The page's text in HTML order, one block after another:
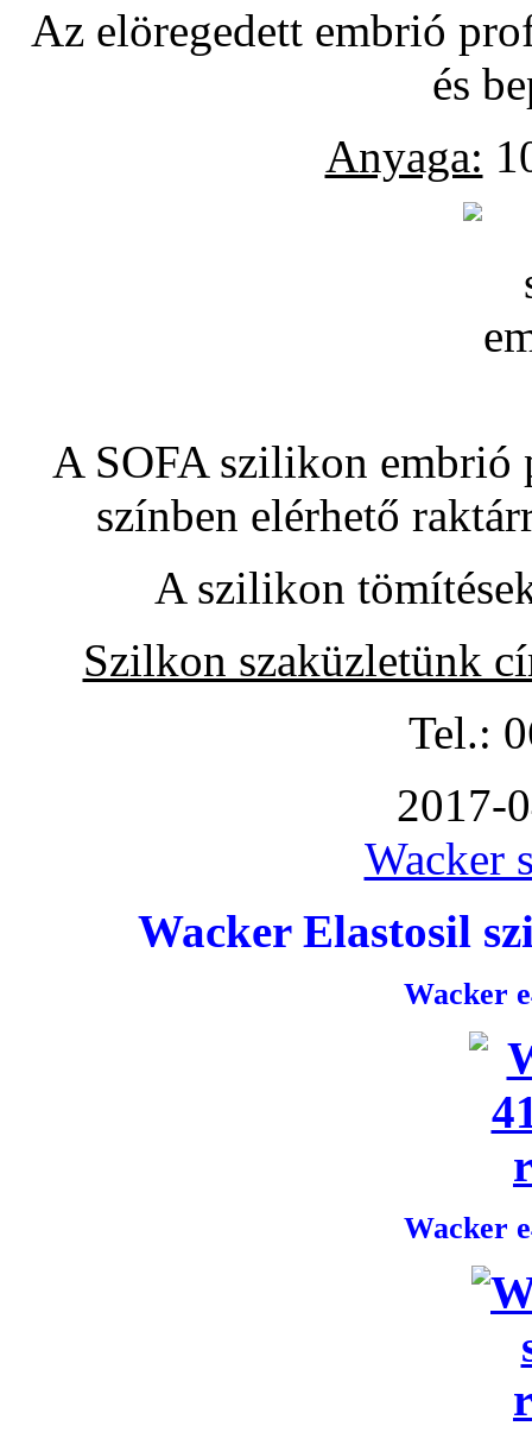
Az elöregedett embrió
és
Anyaga:
A SOFA szilikon embrió
színben elérhető
A szilikon
Szilkon szaküzletünk
Tel.:
2017-
Wacker
Wacker Elastosil
Wacker
Wacker